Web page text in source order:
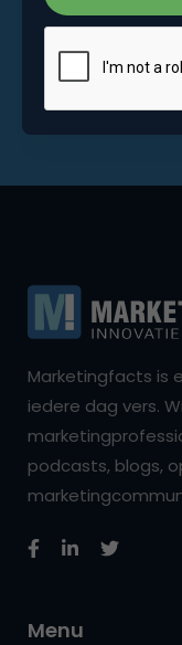
Marketingfacts is
iedere dag vers.
podcasts, blogs,
Menu